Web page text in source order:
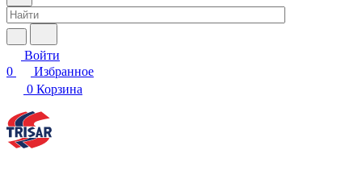
Войти
0
Избранное
0 Корзина